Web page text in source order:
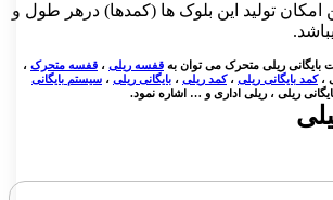
تولید این بلوک ها (کمدها) درهر طول و
ریلی متحرک می توان بهقفسه ریلی،قفسه متحرک ،
ریلی،کمد ریلی،بایگانی ریلی،سیستم بایگانی
، ریلی اداری و … اشاره نمود.